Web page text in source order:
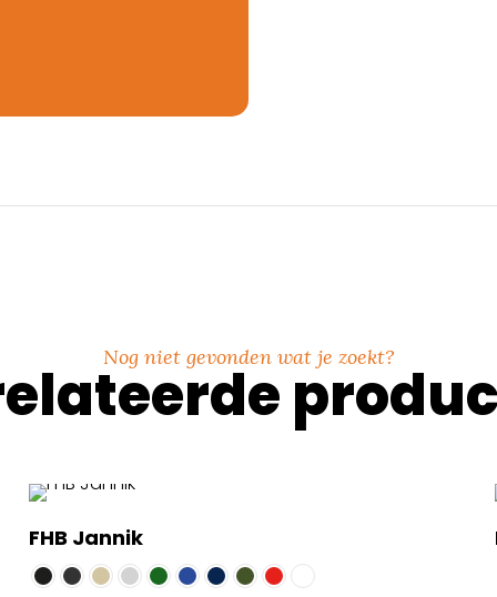
Nog niet gevonden wat je zoekt?
FHB Jannik